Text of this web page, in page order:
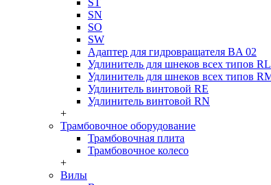
ST
SN
SO
SW
Адаптер для гидровращателя BA 02
Удлинитель для шнеков всех типов RL
Удлинитель для шнеков всех типов
Удлинитель винтовой RE
Удлинитель винтовой RN
+
Трамбовочное оборудование
Трамбовочная плита
Трамбовочное колесо
+
Вилы